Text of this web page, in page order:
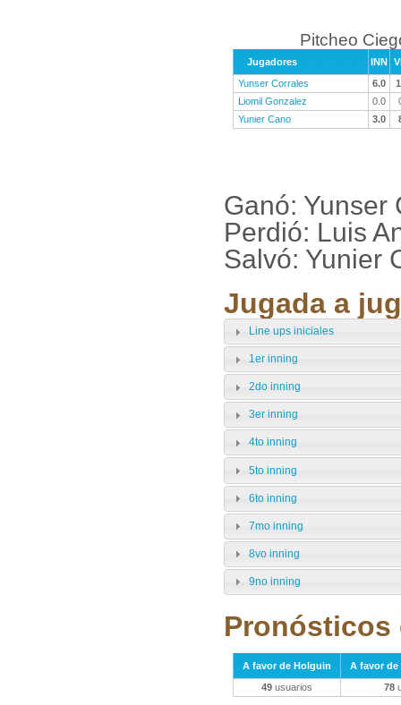
Pitcheo
Jugadores INN
Yunser Corrales
6.0
Liomil Gonzalez
0.0
Yunier Cano
3.0
Ganó: Yunser
Perdió: Luis
Salvó: Yunier
Jugada a
Line ups iniciales
1er inning
2do inning
3er inning
4to inning
5to inning
6to inning
7mo inning
8vo inning
9no inning
Pronósticos
A favor de Holguin
A favor de
49 usuarios 78